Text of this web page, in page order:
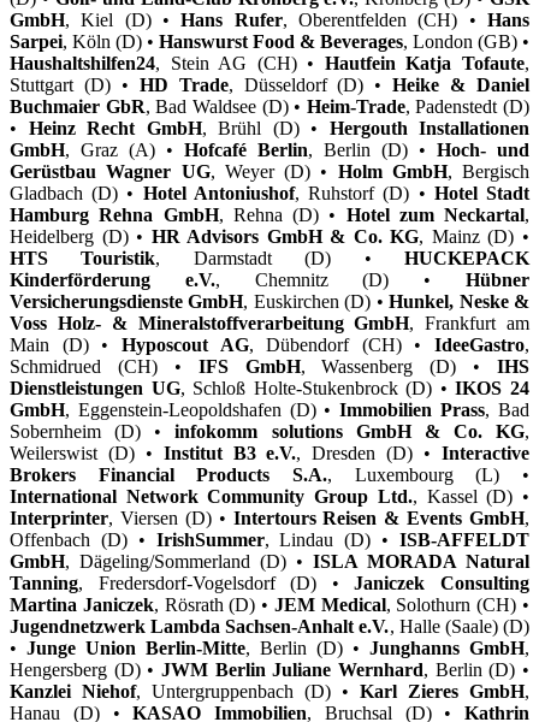
GmbH, Kiel (D) •Hans Rufer, Oberentfelden (CH) •Hans
Sarpei, Köln (D) • Hanswurst Food & Beverages, London (GB) •
Haushaltshilfen24, Stein AG (CH) • Hautfein Katja Tofaute,
Stuttgart (D) • HD Trade, Düsseldorf (D) •Heike & Daniel
Buchmaier GbR, Bad Waldsee (D) • Heim-Trade, Padenstedt (D)
• Heinz Recht GmbH, Brühl (D) • Hergouth Installationen
GmbH, Graz (A) • Hofcafé Berlin, Berlin (D) • Hoch- und
Gerüstbau Wagner UG, Weyer (D) • Holm GmbH, Bergisch
Gladbach (D) • Hotel Antoniushof, Ruhstorf (D) • Hotel Stadt
Hamburg Rehna GmbH, Rehna (D) • Hotel zum Neckartal,
Heidelberg (D) • HR Advisors GmbH & Co. KG, Mainz (D) •
HTS Touristik, Darmstadt (D) •HUCKEPACK
Kinderförderung e.V., Chemnitz (D) •Hübner
Versicherungsdienste GmbH, Euskirchen (D) •Hunkel, Neske &
Voss Holz- & Mineralstoffverarbeitung GmbH, Frankfurt am
Main (D) • Hyposcout AG, Dübendorf (CH) • IdeeGastro,
Schmidrued (CH) • IFS GmbH, Wassenberg (D) • IHS
Dienstleistungen UG, Schloß Holte-Stukenbrock (D) •IKOS 24
GmbH, Eggenstein-Leopoldshafen (D) •Immobilien Prass, Bad
Sobernheim (D) •infokomm solutions GmbH & Co. KG,
Weilerswist (D) • Institut B3 e.V., Dresden (D) •Interactive
Brokers Financial Products S.A., Luxembourg (L) •
International Network Community Group Ltd., Kassel (D) •
Interprinter, Viersen (D) • Intertours Reisen & Events GmbH,
Offenbach (D) • IrishSummer, Lindau (D) •ISB-AFFELDT
GmbH, Dägeling/Sommerland (D) • ISLA MORADA Natural
Tanning, Fredersdorf-Vogelsdorf (D) •Janiczek Consulting
Martina Janiczek, Rösrath (D) • JEM Medical, Solothurn (CH) •
Jugendnetzwerk Lambda Sachsen-Anhalt e.V., Halle (Saale) (D)
• Junge Union Berlin-Mitte, Berlin (D) • Junghanns GmbH,
Hengersberg (D) • JWM Berlin Juliane Wernhard, Berlin (D) •
Kanzlei Niehof, Untergruppenbach (D) • Karl Zieres GmbH,
Hanau (D) •KASAO Immobilien, Bruchsal (D) • Kathrin